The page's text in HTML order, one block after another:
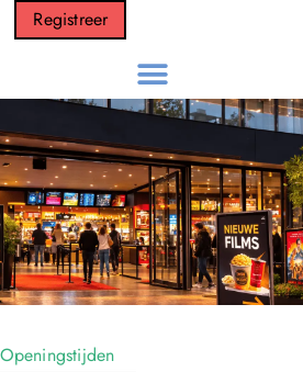
Registreer
Openingstijden